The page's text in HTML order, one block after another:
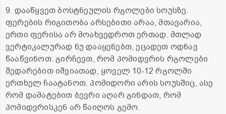
9. დააწყვეთ ბოსტნეულის რგოლები სოუსზე.
ფერების რიგითობა არსებითი არაა, მთავარია,
ერთი ფერისა არ მოახვედროთ ერთად. მთლად
ვერტიკალურად ნუ დააყენებთ, ეცადეთ ოდნავ
წააწვინოთ. გირჩევთ, რომ პომიდვრის რგოლები
შედარებით იშვიათად, ყოველ 10-12 რგოლში
ერთხელ ჩაატანოთ. პომიდორი არის სოუსშიც, ასე
რომ დამატებით ბევრი აღარ გინდათ, რომ
პომიდვრისკენ არ წაიღოს გემო.